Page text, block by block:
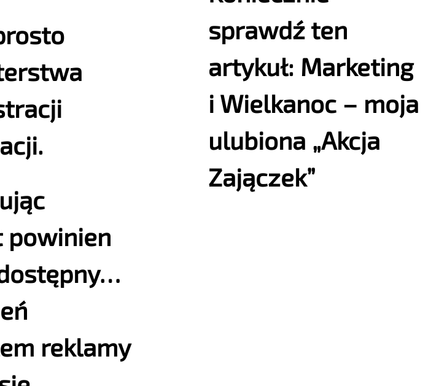
sprawdź ten
artykuł: Marketing
i Wielkanoc – moja
ulubiona „Akcja
Zajączek”
powinien
reklamy